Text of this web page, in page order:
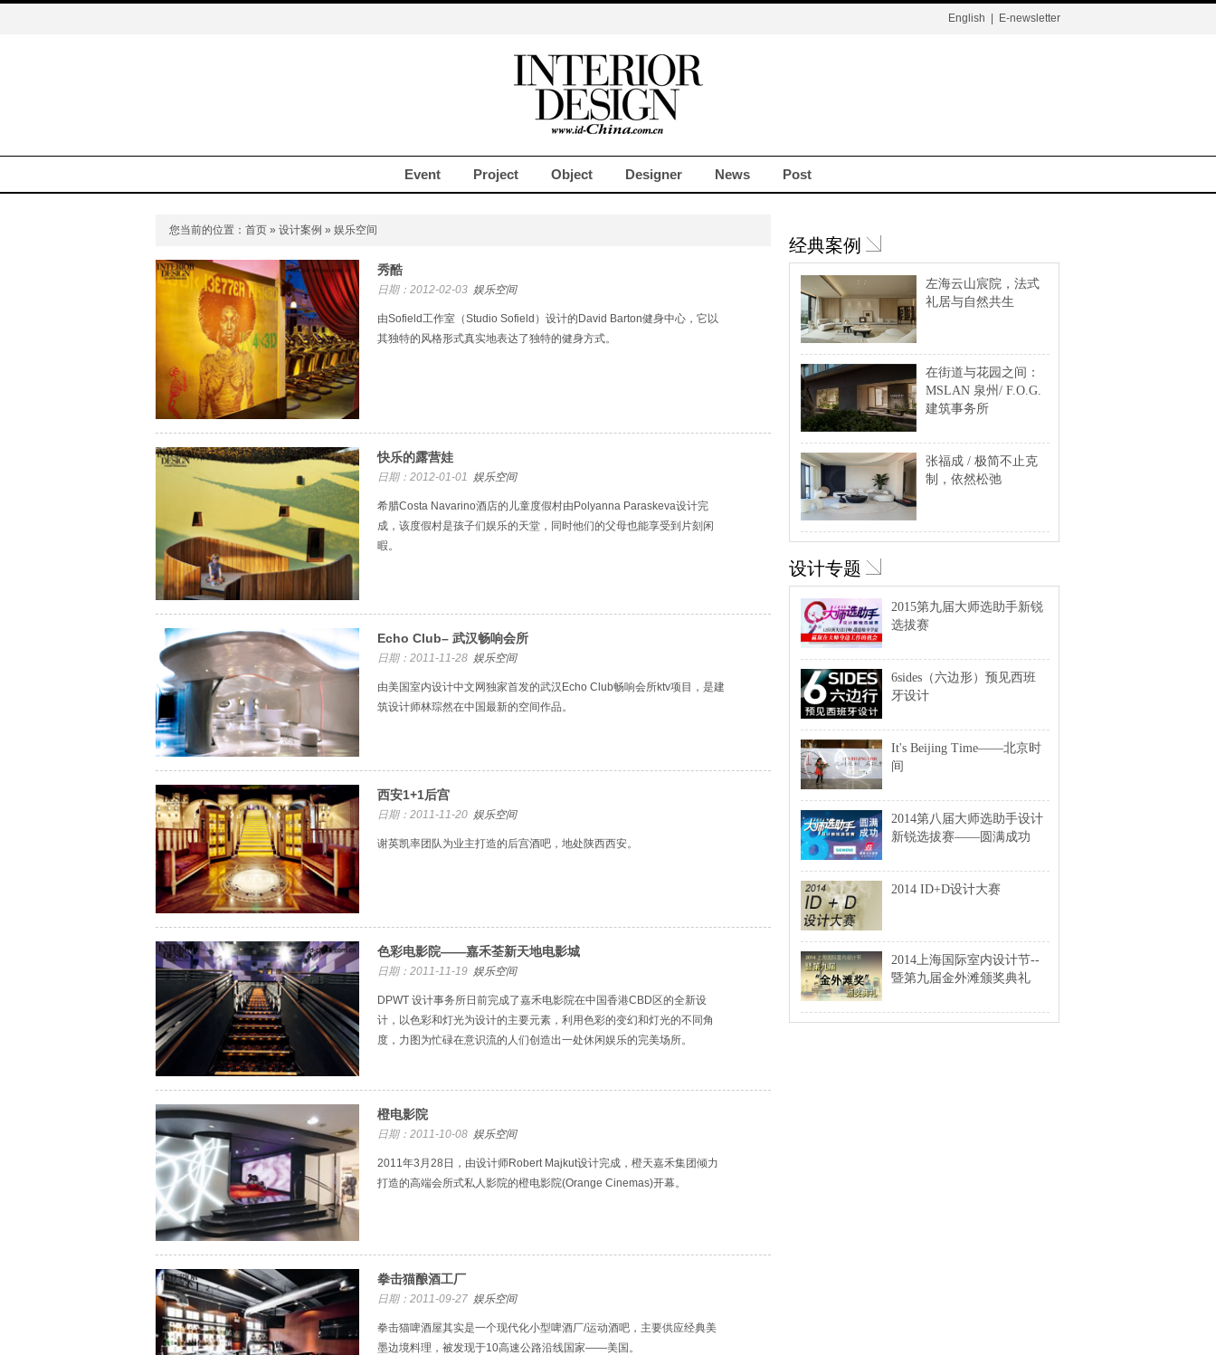
English E-newsletter
Event Project Object Designer News Post
您当前的位置： 首页 » 设计案例 » 娱乐空间
秀酷
日期：2012-02-03 娱乐空间
由Sofield工作室（Studio Sofield）设计的David Barton健身中心，它以
其独特的风格形式真实地表达了独特的健身方式。
快乐的露营娃
日期：2012-01-01 娱乐空间
希腊Costa Navarino酒店的儿童度假村由Polyanna Paraskeva设计完
成，该度假村是孩子们娱乐的天堂，同时他们的父母也能享受到片刻闲
暇。
Echo Club– 武汉畅响会所
日期：2011-11-28 娱乐空间
由美国室内设计中文网独家首发的武汉Echo Club畅响会所ktv项目，是建
筑设计师林琮然在中国最新的空间作品。
西安1+1后宫
日期：2011-11-20 娱乐空间
谢英凯率团队为业主打造的后宫酒吧，地处陕西西安。
色彩电影院——嘉禾荃新天地电影城
日期：2011-11-19 娱乐空间
DPWT 设计事务所日前完成了嘉禾电影院在中国香港CBD区的全新设
计，以色彩和灯光为设计的主要元素，利用色彩的变幻和灯光的不同角
度，力图为忙碌在意识流的人们创造出一处休闲娱乐的完美场所。
橙电影院
日期：2011-10-08 娱乐空间
2011年3月28日，由设计师Robert Majkut设计完成，橙天嘉禾集团倾力
打造的高端会所式私人影院的橙电影院(Orange Cinemas)开幕。
拳击猫酿酒工厂
日期：2011-09-27 娱乐空间
拳击猫啤酒屋其实是一个现代化小型啤酒厂/运动酒吧，主要供应经典美
墨边境料理，被发现于10高速公路沿线国家——美国。
经典案例
左海云山宸院，法式
礼居与自然共生
在街道与花园之间：
MSLAN 泉州/ F.O.G.
建筑事务所
张福成 / 极简不止克
制，依然松弛
设计专题
2015第九届大师选助手新锐
选拔赛
6sides（六边形）预见西班
牙设计
It's Beijing Time——北京时
间
2014第八届大师选助手设计
新锐选拔赛——圆满成功
2014 ID+D设计大赛
2014上海国际室内设计节--
暨第九届金外滩颁奖典礼